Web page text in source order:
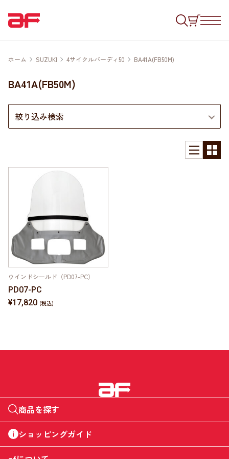
ホーム SUZUKI 4サイクルバーディ50 BA41A(FB50M)
BA41A(FB50M)
絞り込み検索
ウインドシールド（PD07-PC）
PD07-PC
¥17,820
商品を探す
ショッピングガイド